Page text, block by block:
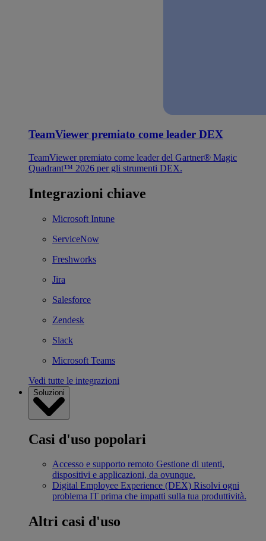
TeamViewer premiato come leader DEX
TeamViewer premiato come leader del Gartner® Magic
Quadrant™ 2026 per gli strumenti DEX.
Integrazioni chiave
Microsoft Intune
ServiceNow
Freshworks
Jira
Salesforce
Zendesk
Slack
Microsoft Teams
Vedi tutte le integrazioni
Soluzioni
Casi d'uso popolari
Accesso e supporto remoto Gestione di utenti,
dispositivi e applicazioni, da ovunque.
Digital Employee Experience (DEX) Risolvi ogni
problema IT prima che impatti sulla tua produttività.
Altri casi d'uso